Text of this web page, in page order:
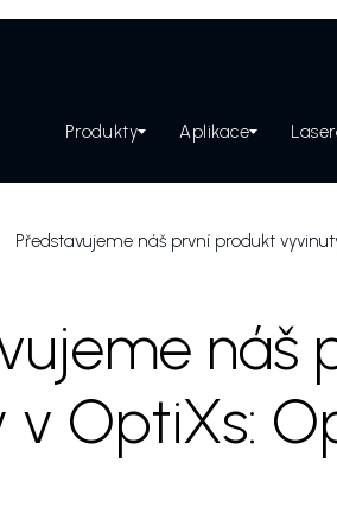
Produkty Aplikace
Představujeme náš první produkt
náš
v OptiXs: